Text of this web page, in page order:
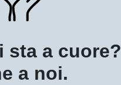
sta a cuore?
a noi.